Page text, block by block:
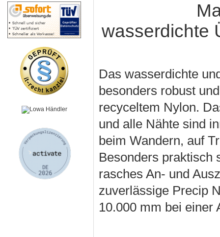
wasserdichte
Das wasserdichte
besonders robust
recyceltem Nylon.
und alle Nähte sind
beim Wandern, auf
Besonders praktisch
rasches An- und
zuverlässige Precip
10.000 mm bei einer